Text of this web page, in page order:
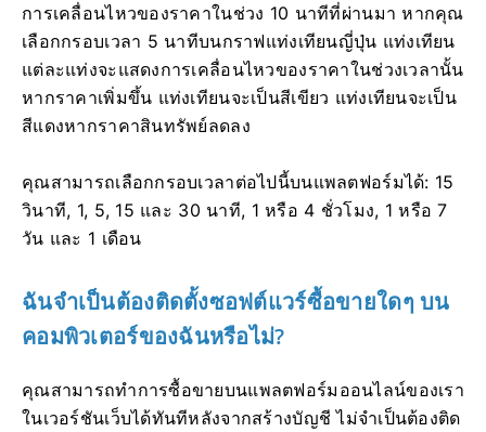
การเคลื่อนไหวของราคาในช่วง 10 นาทีที่ผ่านมา หากคุณ
เลือกกรอบเวลา 5 นาทีบนกราฟแท่งเทียนญี่ปุ่น แท่งเทียน
แต่ละแท่งจะแสดงการเคลื่อนไหวของราคาในช่วงเวลานั้น
หากราคาเพิ่มขึ้น แท่งเทียนจะเป็นสีเขียว แท่งเทียนจะเป็น
สีแดงหากราคาสินทรัพย์ลดลง
คุณสามารถเลือกกรอบเวลาต่อไปนี้บนแพลตฟอร์มได้: 15
วินาที, 1, 5, 15 และ 30 นาที, 1 หรือ 4 ชั่วโมง, 1 หรือ 7
วัน และ 1 เดือน
ฉันจำเป็นต้องติดตั้งซอฟต์แวร์ซื้อขายใดๆ บน
คอมพิวเตอร์ของฉันหรือไม่?
คุณสามารถทำการซื้อขายบนแพลตฟอร์มออนไลน์ของเรา
ในเวอร์ชันเว็บได้ทันทีหลังจากสร้างบัญชี ไม่จำเป็นต้องติด